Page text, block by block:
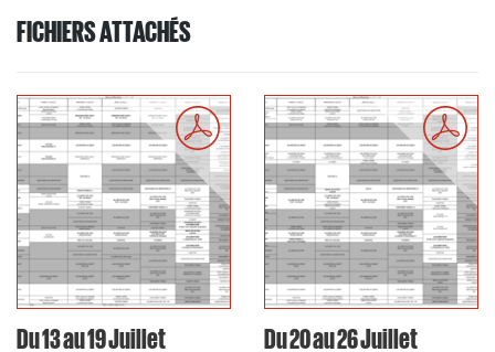
FICHIERS ATTACHÉS
Du 13 au 19 Juillet
Du 20 au 26 Juillet